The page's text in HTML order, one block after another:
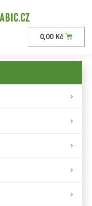
0,00 Kč